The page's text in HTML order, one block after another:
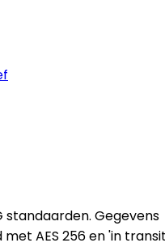
standaarden. Gegevens
AES 256 en 'in